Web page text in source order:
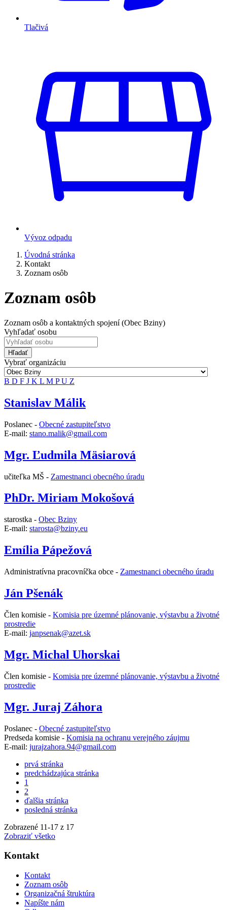
Tlačivá
Vývoz odpadu
Úvodná stránka
Kontakt
Zoznam osôb
Zoznam osôb
Zoznam osôb a kontaktných spojení (Obec Bziny)
Vyhľadať osobu
Hľadať
Vybrať organizáciu
B D F J K L M PU Z
Stanislav Málik
Poslanec - Obecné zastupiteľstvo
E-mail: stano.malik@gmail.com
Mgr. Ľudmila Mäsiarová
učiteľka MŠ - Zamestnanci obecného úradu
PhDr. Miriam Mokošová
starostka - Obec Bziny
E-mail: starosta@bziny.eu
Emília Pápežová
Administratívna pracovníčka obce - Zamestnanci obecného úradu
Ján Pšenák
Člen komisie - Komisia pre územné plánovanie, výstavbu a životné
prostredie
E-mail: janpsenak@azet.sk
Mgr. Michal Uhorskai
Člen komisie - Komisia pre územné plánovanie, výstavbu a životné
prostredie
Mgr. Juraj Záhora
Poslanec - Obecné zastupiteľstvo
Predseda komisie - Komisia na ochranu verejného záujmu
E-mail: jurajzahora.94@gmail.com
prvá stránka
predchádzajúca stránka
1
2
ďalšia stránka
posledná stránka
Zobrazené 11-17 z 17
Zobraziť všetko
Kontakt
Kontakt
Zoznam osôb
Organizačná štruktúra
Napíšte nám